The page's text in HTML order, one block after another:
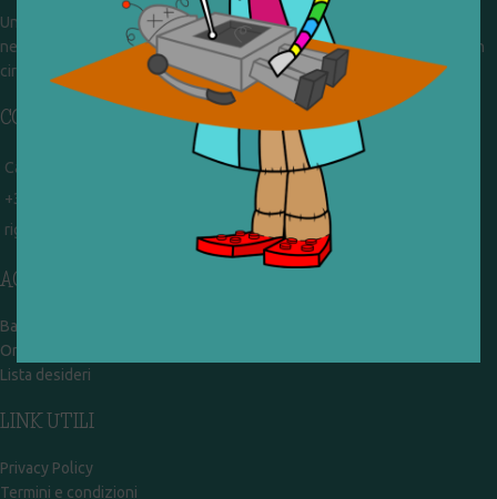
Un gruppo di volontari che sognano di diventare un centro del riuso e
nel frattempo ricevono in dono giocattoli, li riparano e li reimmettono in
circolazione. Operiamo per un'economia civile, circolare e sostenibile.
CONTATTI
Campobasso - via Garibaldi 51
+39 328 767 9587
rigiocattolocb@gmail.com
ACCOUNT
Bacheca
Ordini
Lista desideri
LINK UTILI
Privacy Policy
Termini e condizioni